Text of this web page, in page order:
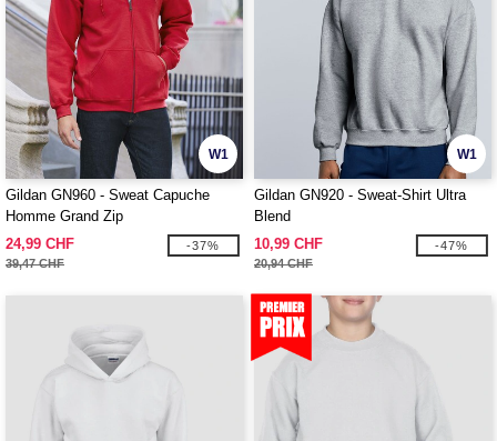
W1
Gildan GN960 - Sweat Capuche
Homme Grand Zip
24,99 CHF
39,47 CHF
-37%
W1
Gildan GN920 - Sweat-Shirt Ultra
Blend
10,99 CHF
20,94 CHF
-47%